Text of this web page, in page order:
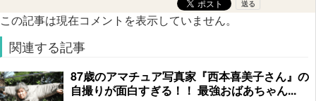
この記事は現在コメントを表示していません。
関連する記事
87歳のアマチュア写真家『西本喜美子さん』の
自撮りが面白すぎる！！ 最強おばあちゃん...